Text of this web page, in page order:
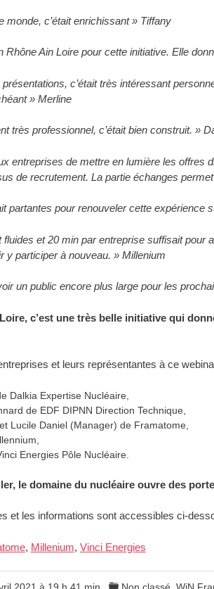
monde, c’était enrichissant » Tiffany
Rhône Ain Loire pour cette initiative. Elle
c’était très intéressant
» Merline
très professionnel, c’était bien construit. »
entreprises de mettre en lumière les offres
de recrutement. La partie échanges
partantes pour renouveler cette
et 20 min par entreprise suffisait pour
y participer à nouveau. » Millenium
un public encore plus large pour les
c’est une très belle initiative qui
et leurs représentantes à ce
Dalkia Expertise Nucléaire,
de EDF DIPNN Direction Technique,
Lucile Daniel (Manager) de Framatome,
Energies Pôle Nucléaire.
le domaine du nucléaire ouvre des
et les informations sont accessibles ci-
, Millenium, Vinci Energies